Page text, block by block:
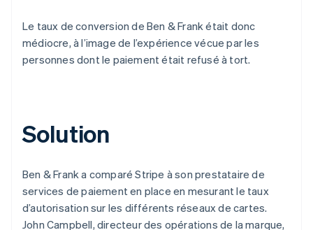
Le taux de conversion de Ben & Frank était donc
médiocre, à l’image de l’expérience vécue par les
personnes dont le paiement était refusé à tort.
Solution
Ben & Frank a comparé Stripe à son prestataire de
services de paiement en place en mesurant le taux
d’autorisation sur les différents réseaux de cartes.
John Campbell, directeur des opérations de la marque,